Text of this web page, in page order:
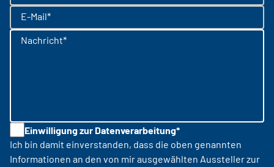
E-Mail*
Nachricht*
Einwilligung zur Datenverarbeitung*
Ich bin damit einverstanden, dass die oben genannten
Informationen an den von mir ausgewählten Aussteller zur